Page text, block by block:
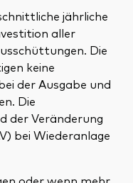
jährliche
aller
Die
keine
der Ausgabe und
Die
der Veränderung
bei Wiederanlage